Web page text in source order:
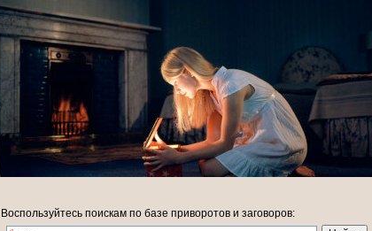
Воспользуйтесь поискам по базе приворотов и заговоров: